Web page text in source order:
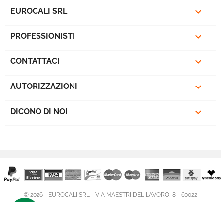
EUROCALI SRL 
PROFESSIONISTI 
CONTATTACI 
AUTORIZZAZIONI 
DICONO DI NOI 
© 2026 - EUROCALI SRL - VIA MAESTRI DEL LAVORO, 8 - 60022